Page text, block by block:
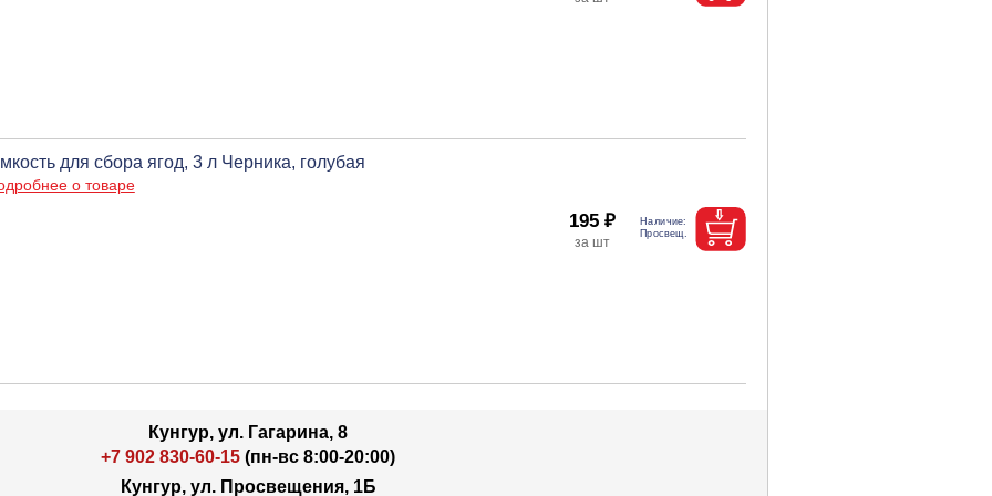
для сбора ягод, 3 л Черника, голубая
о товаре
195 ₽
Кунгур, ул. Гагарина, 8
+7 902 830-60-15 (пн-вс 8:00-20:00)
Кунгур, ул. Просвещения, 1Б